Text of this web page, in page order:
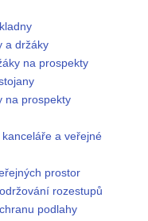
a držáky
na prospekty
na prospekty
a veřejné
prostor
rozestupů
podlahy